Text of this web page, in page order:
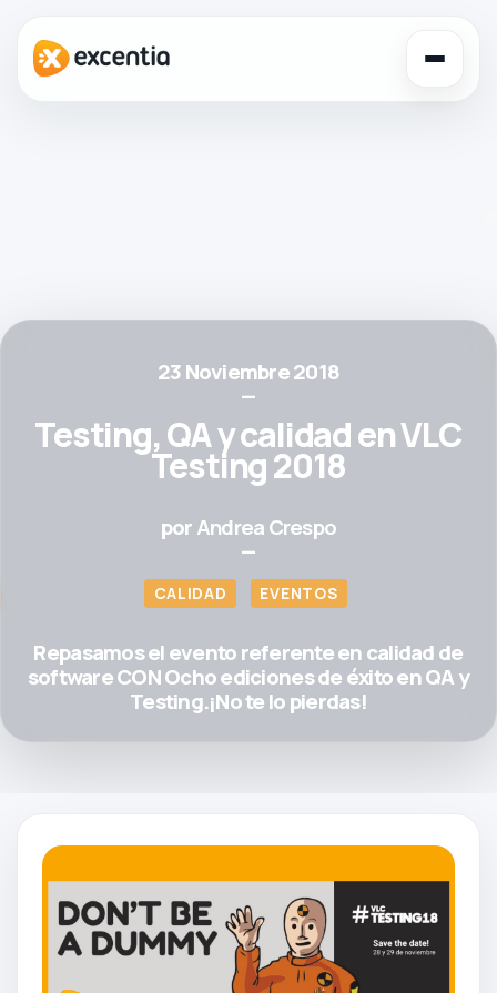
23 Noviembre 2018
—
Testing, QA y calidad en VLC
Testing 2018
porAndrea Crespo
—
CALIDAD EVENTOS
Repasamos el evento referente en calidad de
software CON Ocho ediciones de éxito en QA y
Testing.¡No te lo pierdas!